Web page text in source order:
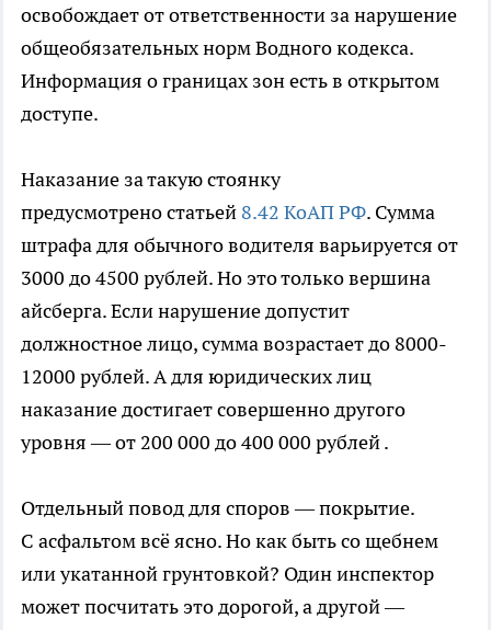
освобождает от ответственности за нарушение
общеобязательных норм Водного кодекса.
Информация о границах зон есть в открытом
доступе.
Наказание за такую стоянку
предусмотрено статьей 8.42 КоАП РФ. Сумма
штрафа для обычного водителя варьируется от
3000 до 4500 рублей. Но это только вершина
айсберга. Если нарушение допустит
должностное лицо, сумма возрастает до 8000-
12000 рублей. А для юридических лиц
наказание достигает совершенно другого
уровня — от 200 000 до 400 000 рублей .
Отдельный повод для споров — покрытие.
С асфальтом всё ясно. Но как быть со щебнем
или укатанной грунтовкой? Один инспектор
может посчитать это дорогой, а другой —